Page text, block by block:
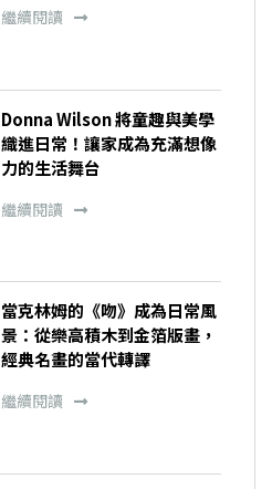
繼續閱讀
Donna Wilson 將童趣與美學
織進日常！讓家成為充滿想像
力的生活舞台
繼續閱讀
當克林姆的《吻》成為日常風
景：從樂高積木到金箔版畫，
經典名畫的當代轉譯
繼續閱讀